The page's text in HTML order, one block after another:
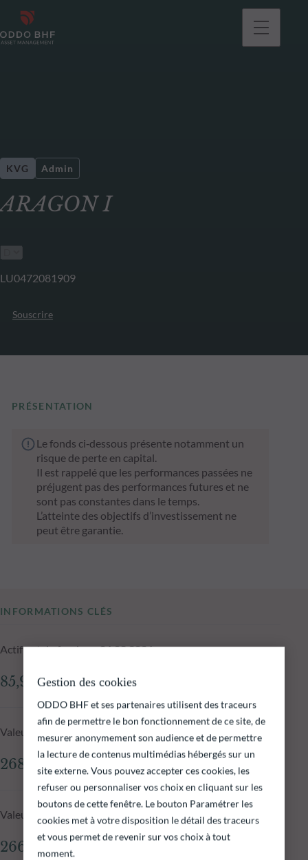
ARAGON I
KVG Admin
LU0472081909
Souscrire
PRÉSENTATION
Le fonds ci‑dessous présente notamment un
risque de perte en capital.
Il est rappelé que les performances passées ne
préjugent pas des performances futures et ne
sont pas constantes dans le temps.
L’atteinte des objectifs d’investissement ne
peut être garantie.
INFORMATIONS CLÉS
Actif net du fonds au 06.08.2026
85,97 M$
Valeur liquidative au 06.08.2026
268,39 $
Valeur liquidative J-1
266,37 $
Gestion des cookies
ODDO BHF et ses partenaires utilisent des traceurs
afin de permettre le bon fonctionnement de ce site, de
mesurer anonymement son audience et de permettre
la lecture de contenus multimédias hébergés sur un
site externe. Vous pouvez accepter ces cookies, les
refuser ou personnaliser vos choix en cliquant sur les
boutons de cette fenêtre. Le bouton Paramétrer les
cookies met à votre disposition le détail des traceurs
et vous permet de revenir sur vos choix à tout
moment.